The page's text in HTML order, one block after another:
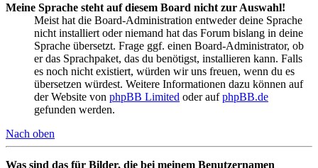
Meine Sprache steht auf diesem Board nicht zur Auswahl!
Meist hat die Board-Administration entweder deine Sprache
nicht installiert oder niemand hat das Forum bislang in deine
Sprache übersetzt. Frage ggf. einen Board-Administrator, ob
er das Sprachpaket, das du benötigst, installieren kann. Falls
es noch nicht existiert, würden wir uns freuen, wenn du es
übersetzen würdest. Weitere Informationen dazu können auf
der Website von phpBB Limited oder aufphpBB.de
gefunden werden.
Nach oben
Was sind das für Bilder, die bei meinem Benutzernamen